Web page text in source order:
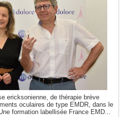
ericksonienne, de thérapie brève
oculaires de type EMDR, dans le
formation labellisée France EMD...